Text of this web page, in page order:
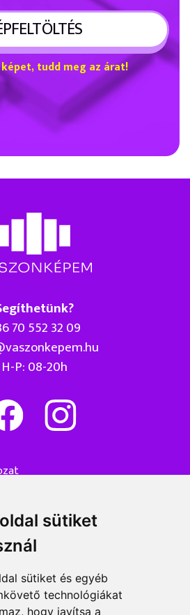
sütiket
sütiket és egyéb
technológiákat
hogy javítsa a
tudd meg az árat!
70 552 32 09
H-P: 08-20h